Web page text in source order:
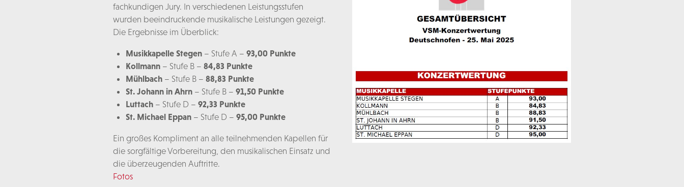
fachkundigen Jury. In verschiedenen Leistungsstufen
wurden beeindruckende musikalische Leistungen gezeigt.
Die Ergebnisse im Überblick:
Musikkapelle Stegen – Stufe A – 93,00 Punkte
Kollmann – Stufe B – 84,83 Punkte
Mühlbach – Stufe B – 88,83 Punkte
St. Johann in Ahrn – Stufe B – 91,50 Punkte
Luttach – Stufe D – 92,33 Punkte
St. Michael Eppan – Stufe D – 95,00 Punkte
Ein großes Kompliment an alle teilnehmenden Kapellen für
die sorgfältige Vorbereitung, den musikalischen Einsatz und
die überzeugenden Auftritte.
Fotos